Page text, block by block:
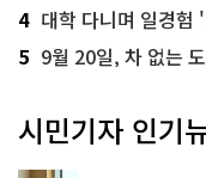
4 대학 다니며 일경
5 9월 20일, 차 없는 도심
시민기자 인기